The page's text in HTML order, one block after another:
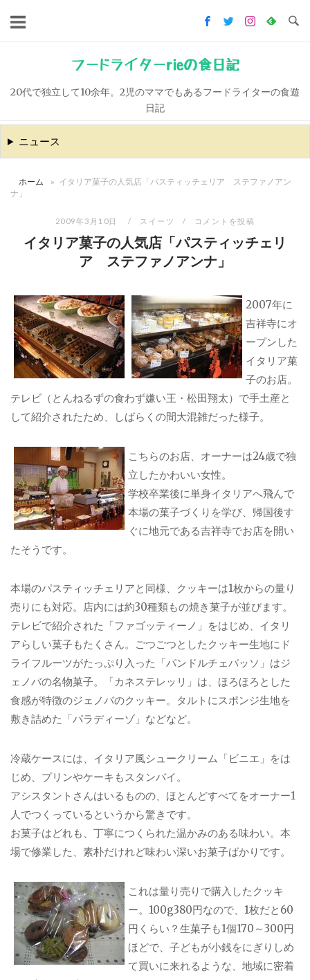
キ
ッ
フードライターrieの食日記
20代で独立して10余年。2児のママでもあるフードライターの食遊
日記
ニュース
ホーム » イタリア菓子の人気店「パスティッチェリア ステファノアン
ナ」
2009年3月10日 スイーツ コメントを投稿
イタリア菓子の人気店「パスティッチェリ
ア ステファノアンナ」
2007年に
吉祥寺にオ
ープンした
イタリア菓
子のお店。
テレビ（とんねるずの食わず嫌い王・松田翔太）で手土産と
して紹介されたため、しばらくの間大混雑だった様子。
こちらのお店、オーナーは24歳で独
立したかわいい女性。
学校卒業後に単身イタリアへ飛んで
本場の菓子づくりを学び、帰国後す
ぐに地元である吉祥寺でお店を開い
たそうです。
本場のパスティッチェリアと同様、クッキーは1枚からの量り
売りにも対応。店内には約30種類もの焼き菓子が並びます。
テレビで紹介された「ファゴッティーノ」をはじめ、イタリ
アらしい菓子もたくさん。ごつごつとしたクッキー生地にド
ライフルーツがたっぷり入った「パンドルチェバッソ」はジ
ェノバの名物菓子。「カネステレッリ」は、ほろほろとした
食感が特徴のジェノバのクッキー。タルトにスポンジ生地を
敷き詰めた「パラディーゾ」などなど。
冷蔵ケースには、イタリア風シュークリーム「ビニエ」をは
じめ、プリンやケーキもスタンバイ。
アシスタントさんはいるものの、ほとんどすべてをオーナー1
人でつくっているというから驚きです。
お菓子はどれも、丁寧につくられた温かみのある味わい。本
場で修業した、素朴だけれど味わい深いお菓子ばかりです。
これは量り売りで購入したクッキ
ー。100g380円なので、1枚だと60
円くらい？生菓子も1個170～300円
ほどで、子どもが小銭をにぎりしめ
て買いに来れるような、地域に密着